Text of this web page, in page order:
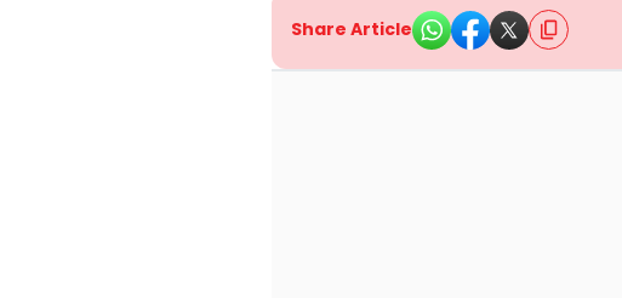
Share Article